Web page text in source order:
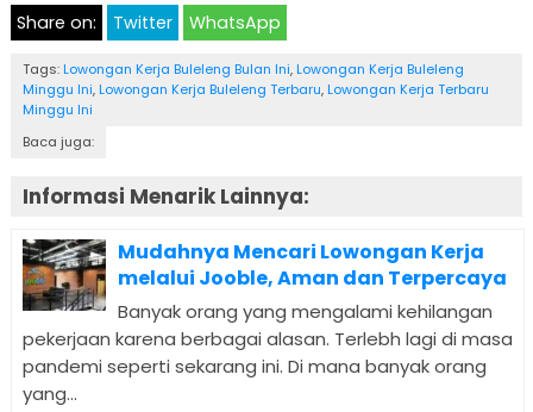
Share on: Twitter WhatsApp
Tags: Lowongan Kerja Buleleng Bulan Ini, Lowongan Kerja Buleleng
Minggu Ini, Lowongan Kerja Buleleng Terbaru, Lowongan Kerja Terbaru
Minggu Ini
Baca juga:
Informasi Menarik Lainnya:
Mudahnya Mencari Lowongan Kerja
melalui Jooble, Aman dan Terpercaya
Banyak orang yang mengalami kehilangan
pekerjaan karena berbagai alasan. Terlebh lagi di masa
pandemi seperti sekarang ini. Di mana banyak orang
yang...